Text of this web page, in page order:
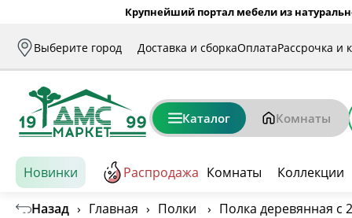
Крупнейший портал мебели из
Выберите город Доставка и сборкаОплатаРассрочка и
Каталог Комнаты
Новинки Распродажа Комнаты Коллекции
Назад › Главная › Полки › Полка деревянная с